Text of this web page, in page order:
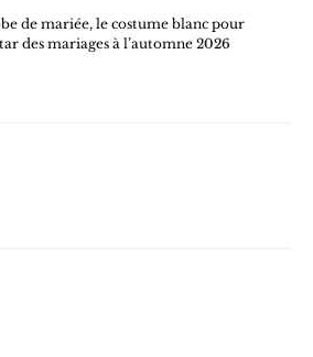
de mariée, le costume blanc pour
des mariages à l’automne 2026